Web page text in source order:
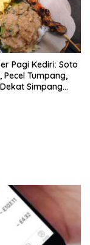
Pagi Kediri: Soto
Pecel Tumpang,
Simpang